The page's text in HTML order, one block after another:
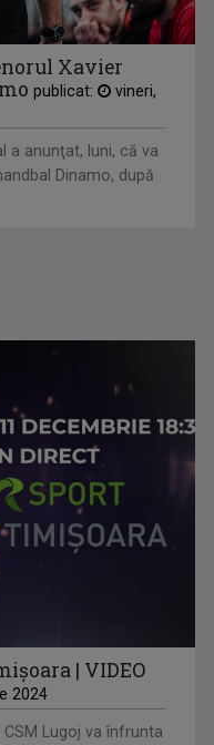
Xavier
publicat:
vineri,
a anunţat, luni, că va
Dinamo, după
| VIDEO
2024
Lugoj va înfrunta